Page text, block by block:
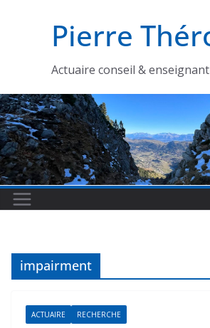
Pierre
Actuaire conseil &
impairment
ACTUAIRE RECHERCHE